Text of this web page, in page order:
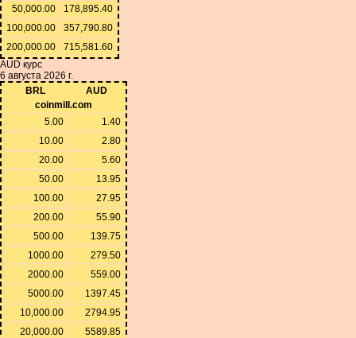
50,000.00
178,895.40
100,000.00
357,790.80
200,000.00
715,581.60
AUD курс
6 августа 2026 г.
BRL
AUD
coinmill.com
5.00
1.40
10.00
2.80
20.00
5.60
50.00
13.95
100.00
27.95
200.00
55.90
500.00
139.75
1000.00
279.50
2000.00
559.00
5000.00
1397.45
10,000.00
2794.95
20,000.00
5589.85